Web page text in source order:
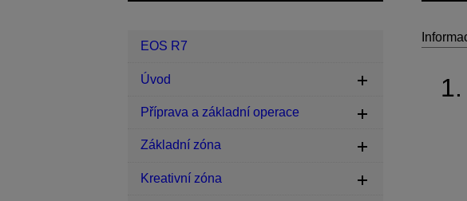
EOS R7
Úvod
Příprava a základní operace
Základní zóna
Kreativní zóna